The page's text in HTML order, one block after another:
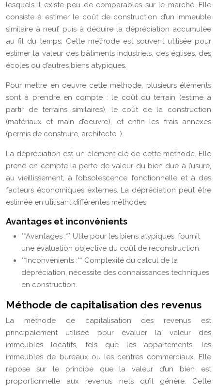
lesquels il existe peu de comparables sur le marché. Elle
consiste à estimer le coût de construction d’un immeuble
similaire à neuf, puis à déduire la dépréciation accumulée
au fil du temps. Cette méthode est souvent utilisée pour
estimer la valeur des bâtiments industriels, des églises, des
écoles ou d’autres biens atypiques.
Pour mettre en oeuvre cette méthode, plusieurs éléments
sont à prendre en compte : le coût du terrain (estimé à
partir de terrains similaires), le coût de la construction
(matériaux et main d’oeuvre), et enfin les frais annexes
(permis de construire, architecte…).
La dépréciation est un élément clé de cette méthode. Elle
prend en compte la perte de valeur du bien due à l’usure,
au vieillissement, à l’obsolescence fonctionnelle et à des
facteurs économiques externes. La dépréciation peut être
estimée en utilisant différentes méthodes.
Avantages et inconvénients
**Avantages :** Utile pour les biens atypiques, fournit
une évaluation objective du coût de reconstruction.
**Inconvénients :** Complexité du calcul de la
dépréciation, nécessite des connaissances techniques
en construction.
Méthode de capitalisation des revenus
La méthode de capitalisation des revenus est
principalement utilisée pour évaluer la valeur des
immeubles locatifs, tels que les appartements, les
immeubles de bureaux ou les centres commerciaux. Elle
repose sur le principe que la valeur d’un bien est
proportionnelle aux revenus nets qu’il génère. Cette